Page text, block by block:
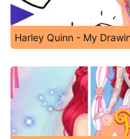
Harley Quinn - My